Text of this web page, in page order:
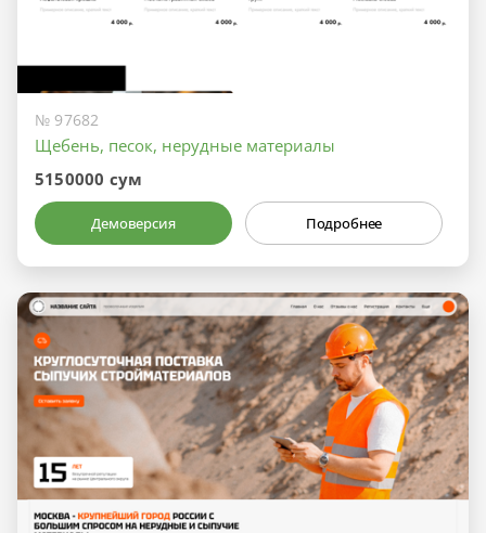
№ 97682
Щебень, песок, нерудные материалы
5150000 сум
Демоверсия Подробнее